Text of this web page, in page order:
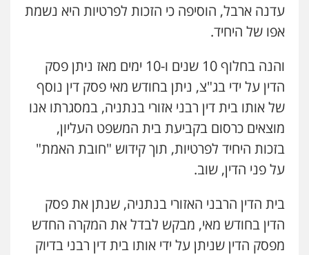
עדנה ארבל, הוסיפה כי הזכות לפרטיות היא נשמת
אפו של היחיד.
והנה בחלוף 10 שנים ו-10 ימים מאז ניתן פסק
הדין על ידי בג"צ, ניתן בחודש מאי פסק דין נוסף
של אותו בית דין רבני אזורי בנתניה, במסגרתו אנו
מוצאים כרסום בקביעת בית המשפט העליון,
בזכות היחיד לפרטיות, תוך קידוש "חובת האמת"
על פני הדין, שוב.
בית הדין הרבני האזורי בנתניה, שנתן את פסק
הדין בחודש מאי, מבקש לבדל את המקרה החדש
מפסק הדין שניתן על ידי אותו בית דין רבני בדיוק